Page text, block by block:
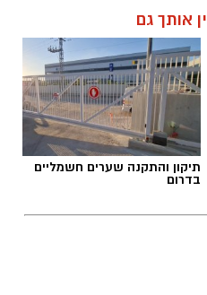
אותך גם
תיקון והתקנה שערים חשמליים
בדרום